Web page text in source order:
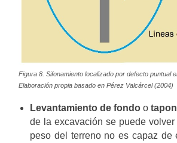
Figura 8. Sifonamiento localizado por defecto puntual
Elaboración propia basado en Pérez Valcárcel (2004)
Levantamiento de fondo o
de la excavación se puede volver
peso del terreno no es capaz de